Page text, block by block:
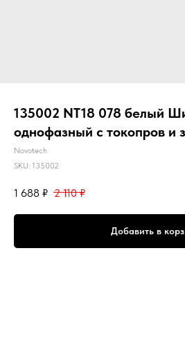
135002 NT18 078 белый
однофазный с токопров и
Novotech
SKU: 135002
1 688 ₽ 2 110 ₽
Добавить в